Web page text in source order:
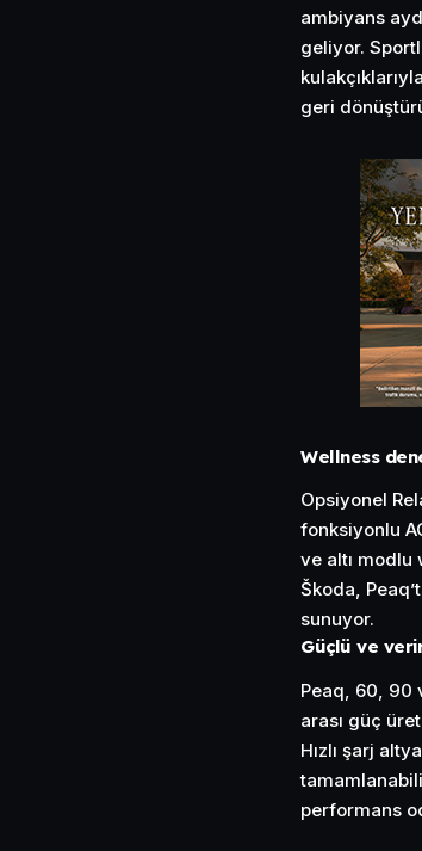
ambiyans
geliyor.
geri
Wellness
Opsiyonel
fonksiyonlu
ve altı modlu
Škoda,
sunuyor.
Güçlü ve
Peaq, 60, 90
arası güç
Hızlı şarj
performans